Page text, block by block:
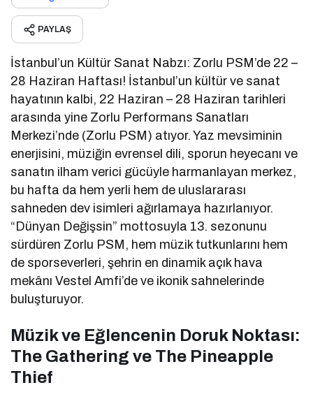
PAYLAŞ
İstanbul’un Kültür Sanat Nabzı: Zorlu PSM’de 22 –
28 Haziran Haftası! İstanbul’un kültür ve sanat
hayatının kalbi, 22 Haziran – 28 Haziran tarihleri
arasında yine Zorlu Performans Sanatları
Merkezi’nde (Zorlu PSM) atıyor. Yaz mevsiminin
enerjisini, müziğin evrensel dili, sporun heyecanı ve
sanatın ilham verici gücüyle harmanlayan merkez,
bu hafta da hem yerli hem de uluslararası
sahneden dev isimleri ağırlamaya hazırlanıyor.
“Dünyan Değişsin” mottosuyla 13. sezonunu
sürdüren Zorlu PSM, hem müzik tutkunlarını hem
de sporseverleri, şehrin en dinamik açık hava
mekânı Vestel Amfi’de ve ikonik sahnelerinde
buluşturuyor.
Müzik ve Eğlencenin Doruk Noktası:
The Gathering ve The Pineapple
Thief